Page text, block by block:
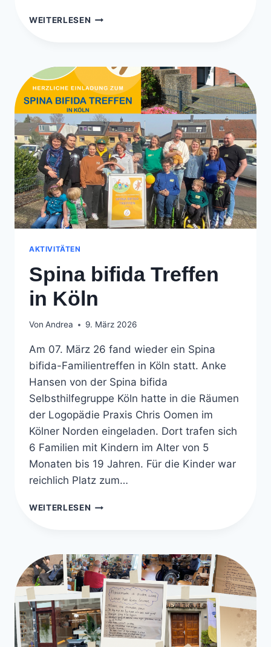
WEITERLESEN SPINA
UEDEM
APRIL
2026
AKTIVITÄTEN
Spina bifida Treffen
in Köln
Von Andrea 9. März 2026
Am 07. März 26 fand wieder ein Spina
bifida-Familientreffen in Köln statt. Anke
Hansen von der Spina bifida
Selbsthilfegruppe Köln hatte in die Räumen
der Logopädie Praxis Chris Oomen im
Kölner Norden eingeladen. Dort trafen sich
6 Familien mit Kindern im Alter von 5
Monaten bis 19 Jahren. Für die Kinder war
reichlich Platz zum…
WEITERLESEN SPINA
KÖLN